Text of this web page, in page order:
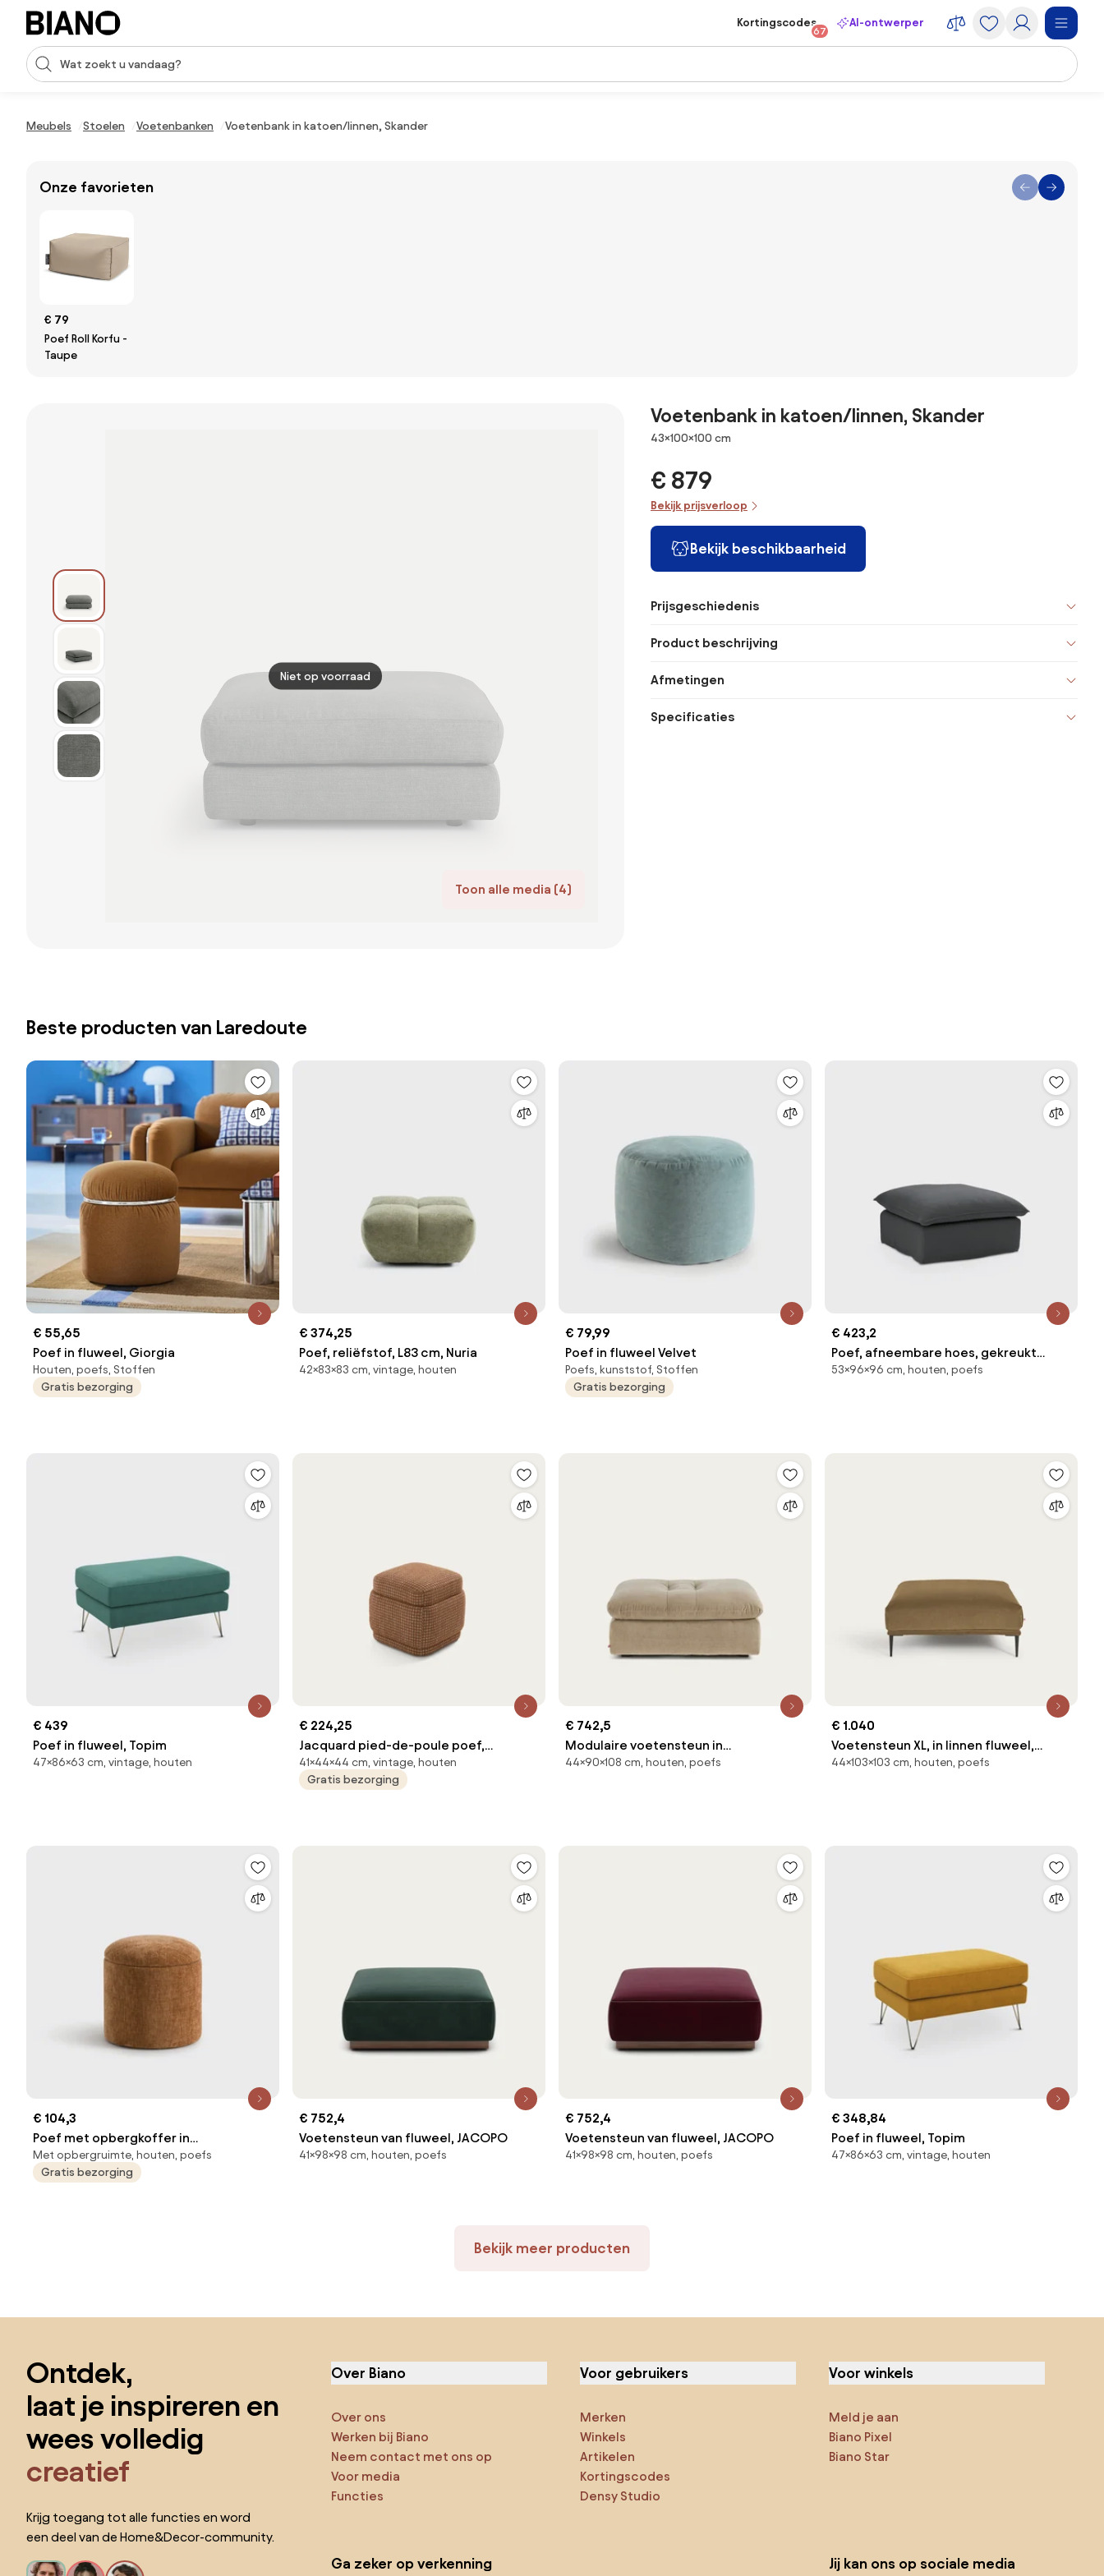
Navigatie overslaan, naar inhoud springen
Zoekopdracht invoeren
Kortingscodes
67
AI-ontwerper
Meubels Stoelen Voetenbanken Voetenbank in katoen/linnen, Skander
Onze favorieten
€ 79
Poef Roll Korfu -
Taupe
Toon alle media (4)
Niet op voorraad
Voetenbank in katoen/linnen, Skander
Afmetingen
43×100×100 cm
€ 879
Bekijk prijsverloop
Bekijk beschikbaarheid
Prijsgeschiedenis
Product beschrijving
Afmetingen
Specificaties
Beste producten van Laredoute
€ 55,65
Poef in fluweel, Giorgia
Houten, poefs, Stoffen
Gratis bezorging
€ 374,25
Poef, reliëfstof, L83 cm, Nuria
42×83×83 cm, vintage, houten
€ 79,99
Poef in fluweel Velvet
Poefs, kunststof, Stoffen
Gratis bezorging
€ 423,2
Poef, afneembare hoes, gekreukt
linnen, ODNA
53×96×96 cm, houten, poefs
€ 439
Poef in fluweel, Topim
47×86×63 cm, vintage, houten
€ 224,25
Jacquard pied-de-poule poef,
CLEOPHEE
41×44×44 cm, vintage, houten
Gratis bezorging
€ 742,5
Modulaire voetensteun in
stonewashed fluweel, GIULIANO
44×90×108 cm, houten, poefs
€ 1.040
Voetensteun XL, in linnen fluweel,
OSCAR
44×103×103 cm, houten, poefs
€ 104,3
Poef met opbergkoffer in
structuurstof, Timour
Met opbergruimte, houten, poefs
Gratis bezorging
€ 752,4
Voetensteun van fluweel, JACOPO
41×98×98 cm, houten, poefs
€ 752,4
Voetensteun van fluweel, JACOPO
41×98×98 cm, houten, poefs
€ 348,84
Poef in fluweel, Topim
47×86×63 cm, vintage, houten
Bekijk meer producten
Ontdek,
laat je inspireren en
wees volledig
creatief
Krijg toegang tot alle functies en word
een deel van de Home&Decor-community.
Over Biano
Over ons
Werken bij Biano
Neem contact met ons op
Voor media
Functies
Voor gebruikers
Merken
Winkels
Artikelen
Kortingscodes
Densy Studio
Voor winkels
Meld je aan
Biano Pixel
Biano Star
Ga zeker op verkenning Jij kan ons op sociale media